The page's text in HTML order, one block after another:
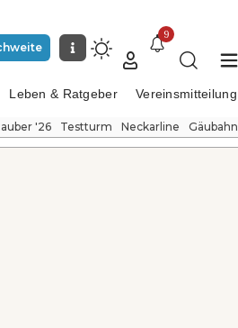
9
Leben & Ratgeber Vereinsmitteilung
'26 Testturm Neckarline Gäubahn